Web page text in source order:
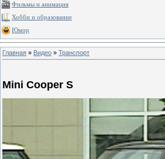
Фильмы и анимация
Хобби и образование
Юмор
Главная » Видео » Транспорт
Mini Cooper S